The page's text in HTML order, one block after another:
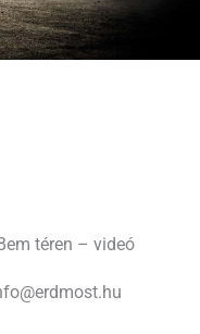
téren – videó